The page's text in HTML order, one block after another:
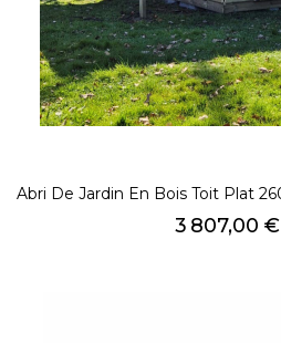
Abri De Jardin En Bois Toit Plat
Prix
3 807,00 €